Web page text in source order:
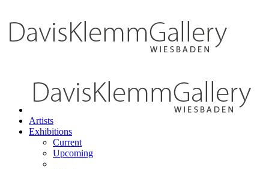
Artists
Exhibitions
Current
Upcoming